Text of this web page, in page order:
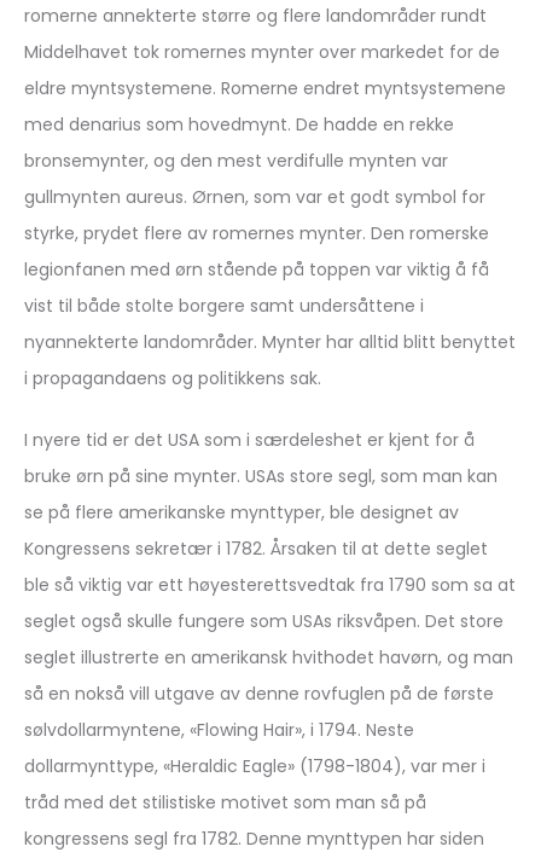
romerne annekterte større og flere landområder rundt
Middelhavet tok romernes mynter over markedet for de
eldre myntsystemene. Romerne endret myntsystemene
med denarius som hovedmynt. De hadde en rekke
bronsemynter, og den mest verdifulle mynten var
gullmynten aureus. Ørnen, som var et godt symbol for
styrke, prydet flere av romernes mynter. Den romerske
legionfanen med ørn stående på toppen var viktig å få
vist til både stolte borgere samt undersåttene i
nyannekterte landområder. Mynter har alltid blitt benyttet
i propagandaens og politikkens sak.
I nyere tid er det USA som i særdeleshet er kjent for å
bruke ørn på sine mynter. USAs store segl, som man kan
se på flere amerikanske mynttyper, ble designet av
Kongressens sekretær i 1782. Årsaken til at dette seglet
ble så viktig var ett høyesterettsvedtak fra 1790 som sa at
seglet også skulle fungere som USAs riksvåpen. Det store
seglet illustrerte en amerikansk hvithodet havørn, og man
så en nokså vill utgave av denne rovfuglen på de første
sølvdollarmyntene, «Flowing Hair», i 1794. Neste
dollarmynttype, «Heraldic Eagle» (1798-1804), var mer i
tråd med det stilistiske motivet som man så på
kongressens segl fra 1782. Denne mynttypen har siden